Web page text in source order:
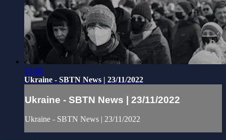
23:09
Ukraine - SBTN News | 23/11/2022
Ukraine - SBTN News | 23/11/2022
Ukraine - SBTN News | 23/11/2022